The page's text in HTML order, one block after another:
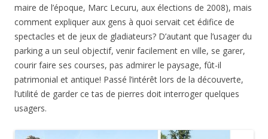
maire de l’époque, Marc Lecuru, aux élections de 2008), mais
comment expliquer aux gens à quoi servait cet édifice de
spectacles et de jeux de gladiateurs? D’autant que l’usager du
parking a un seul objectif, venir facilement en ville, se garer,
courir faire ses courses, pas admirer le paysage, fût-il
patrimonial et antique! Passé l’intérêt lors de la découverte,
l’utilité de garder ce tas de pierres doit interroger quelques
usagers.